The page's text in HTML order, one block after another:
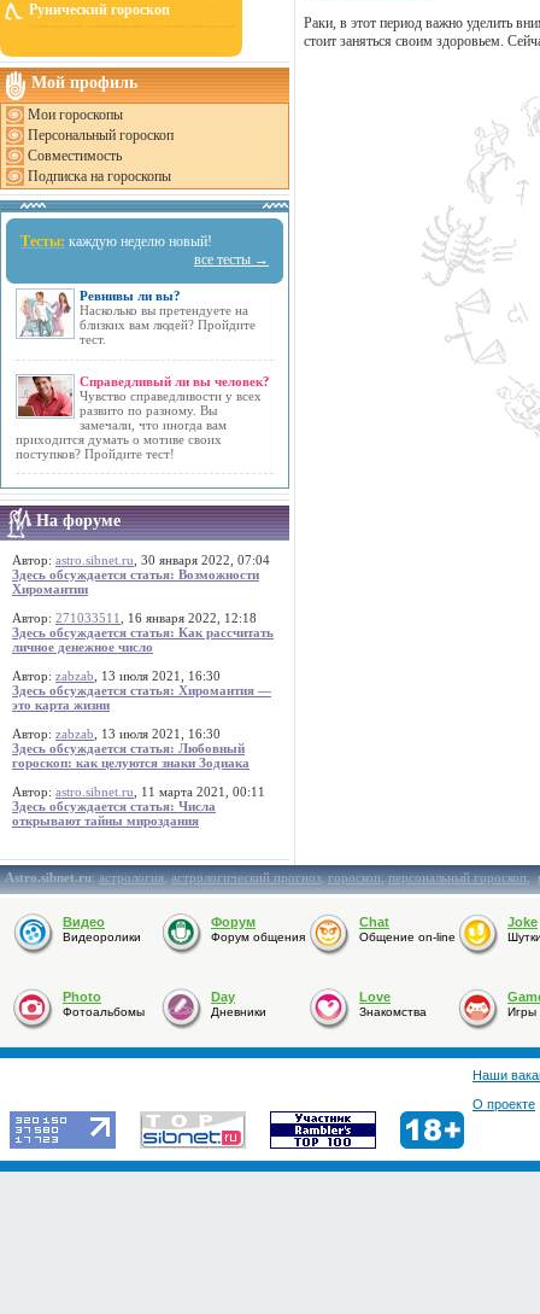
Рунический гороскоп
Мой профиль
Мои гороскопы
Персональный гороскоп
Совместимость
Подписка на гороскопы
Тесты: каждую неделю новый!
все тесты →
Ревнивы ли вы?
Насколько вы претендуете на
близких вам людей? Пройдите
тест.
Справедливый ли вы человек?
Чувство справедливости у всех
развито по разному. Вы
замечали, что иногда вам
приходится думать о мотиве своих
поступков? Пройдите тест!
На форуме
Автор: astro.sibnet.ru , 30 января 2022, 07:04
Здесь обсуждается статья: Возможности
Хиромантии
Автор: 271033511
, 16 января 2022, 12:18
Здесь обсуждается статья: Как рассчитать
личное денежное число
Автор: zabzab , 13 июля 2021, 16:30
Здесь обсуждается статья: Хиромантия —
это карта жизни
Автор: zabzab , 13 июля 2021, 16:30
Здесь обсуждается статья: Любовный
гороскоп: как целуются знаки Зодиака
Автор: astro.sibnet.ru , 11 марта 2021, 00:11
Здесь обсуждается статья: Числа
открывают тайны мироздания
Раки, в этот период важно уделить
стоит заняться своим здоровьем.
Astro.sibnet.ru:астрология,астрологический прогноз,гороскоп,персональный гороскоп,
Видео
Видеоролики
Форум
Форум общения
Chat
Общение on-line
Joke
Photo
Фотоальбомы
Day
Дневники
Love
Знакомства Игры
Наши
О проекте